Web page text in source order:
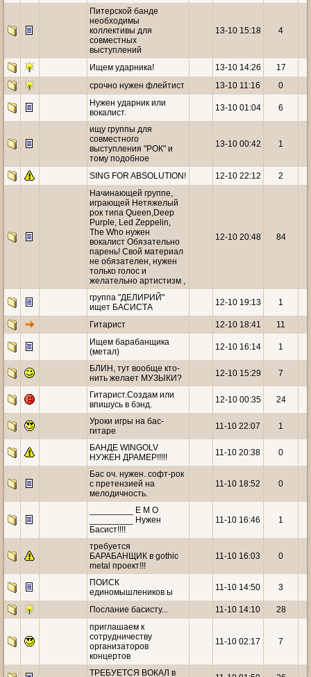
Питерской банде
необходимы
коллективы для
совместных
выступлений
13-10 15:18 4
Ищем ударника! 13-10 14:26 17
срочно нужен флейтист
13-10 11:16 0
Нужен ударник или
вокалист.
13-10 01:04 6
ищу группы для
совместного
выступления "РОК" и
тому подобное
13-10 00:42 1
SING FOR ABSOLUTION! 12-10 22:12 2
Начинающей группе,
играющей Нетяжелый
рок типа Queen,Deep
Purple, Led Zeppelin,
The Who нужен
вокалист Обязательно
парень! Свой материал
не обязателен, нужен
только голос и
желательно артистизм ,
12-10 20:48 84
группа "ДЕЛИРИЙ"
ищет БАСИСТА
12-10 19:13 1
Гитарист 12-10 18:41 11
Ищем барабанщика
(метал)
12-10 16:14 1
БЛИН, тут вообще кто-
нить желает МУЗЫКИ?
12-10 15:29 7
Гитарист.Создам или
впишусь в бэнд.
12-10 00:35 24
Уроки игры на бас-
гитаре
11-10 22:07 1
БАНДЕ WINGOLV
НУЖЕН ДРАМЕР!!!!!
11-10 20:38 0
Бас оч. нужен. софт-рок
с претензией на
мелодичность.
11-10 18:52 0
_________ E M O
_________ Нужен
Басист!!!!
11-10 16:46 1
требуется
БАРАБАНЩИК в gothic
metal проект!!!
11-10 16:03 0
ПОИСК
единомышлеников ы
11-10 14:50 3
Послание басисту... 11-10 14:10 28
приглашаем к
сотрудничеству
организаторов
концертов
11-10 02:17 7
ТРЕБУЕТСЯ ВОКАЛ в